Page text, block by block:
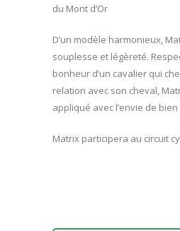
du Mont d’Or
D’un modèle harmonieux,
souplesse et légèreté.
bonheur d’un cavalier qui
relation avec son cheval,
appliqué avec l’envie de
Matrix participera au circuit